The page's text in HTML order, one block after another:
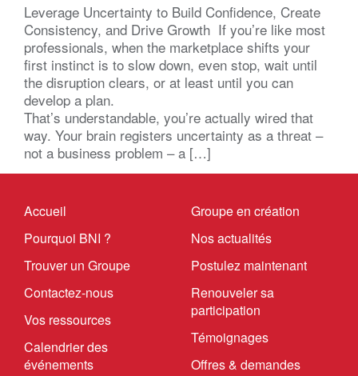
Leverage Uncertainty to Build Confidence, Create
Consistency, and Drive Growth If you’re like most
professionals, when the marketplace shifts your
first instinct is to slow down, even stop, wait until
the disruption clears, or at least until you can
develop a plan.
That’s understandable, you’re actually wired that
way. Your brain registers uncertainty as a threat –
not a business problem – a […]
Accueil
Pourquoi BNI ?
Trouver un Groupe
Contactez-nous
Vos ressources
Calendrier des
événements
Groupe en création
Nos actualités
Postulez maintenant
Renouveler sa
participation
Témoignages
Offres & demandes